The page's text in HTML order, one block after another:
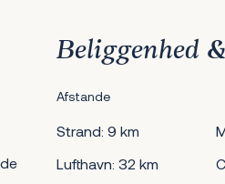
Beliggenhed
Afstande
Strand: 9 km
Lufthavn: 32 km